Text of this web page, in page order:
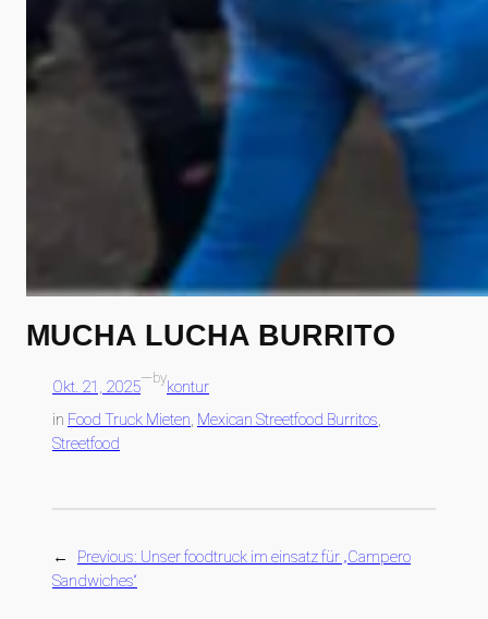
MUCHA LUCHA BURRITO
Okt. 21, 2025—bykontur
in Food Truck Mieten, Mexican Streetfood Burritos
Streetfood
← Previous: Unser foodtruck im einsatz für „Campero
Sandwiches“